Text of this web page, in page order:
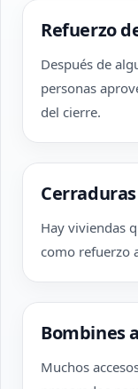
Refuerzo
Después de
personas
del cierre.
Hay viviendas
como refuerzo
Bombines
Muchos